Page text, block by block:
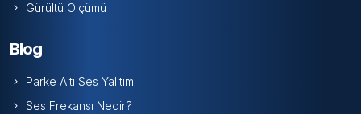
Gürültü Ölçümü
Blog
Parke Altı Ses Yalıtımı
Ses Frekansı Nedir?